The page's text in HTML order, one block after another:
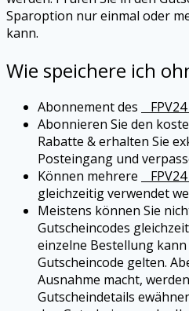
Sparoption nur einmal oder
kann.
Wie speichere ich
Abonnement des FPV24
Abonnieren Sie den
Rabatte & erhalten Sie
Posteingang und
Können mehrere
FPV24
gleichzeitig verwendet
Meistens können Sie
Gutscheincodes
einzelne Bestellung
Gutscheincode gelten.
Ausnahme macht,
Gutscheindetails